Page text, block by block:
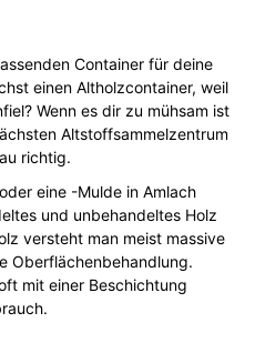
Container für deine
einen Altholzcontainer, weil
Wenn es dir zu mühsam ist
Altstoffsammelzentrum
richtig.
eine -Mulde in Amlach
und unbehandeltes Holz
versteht man meist massive
Oberflächenbehandlung.
mit einer Beschichtung